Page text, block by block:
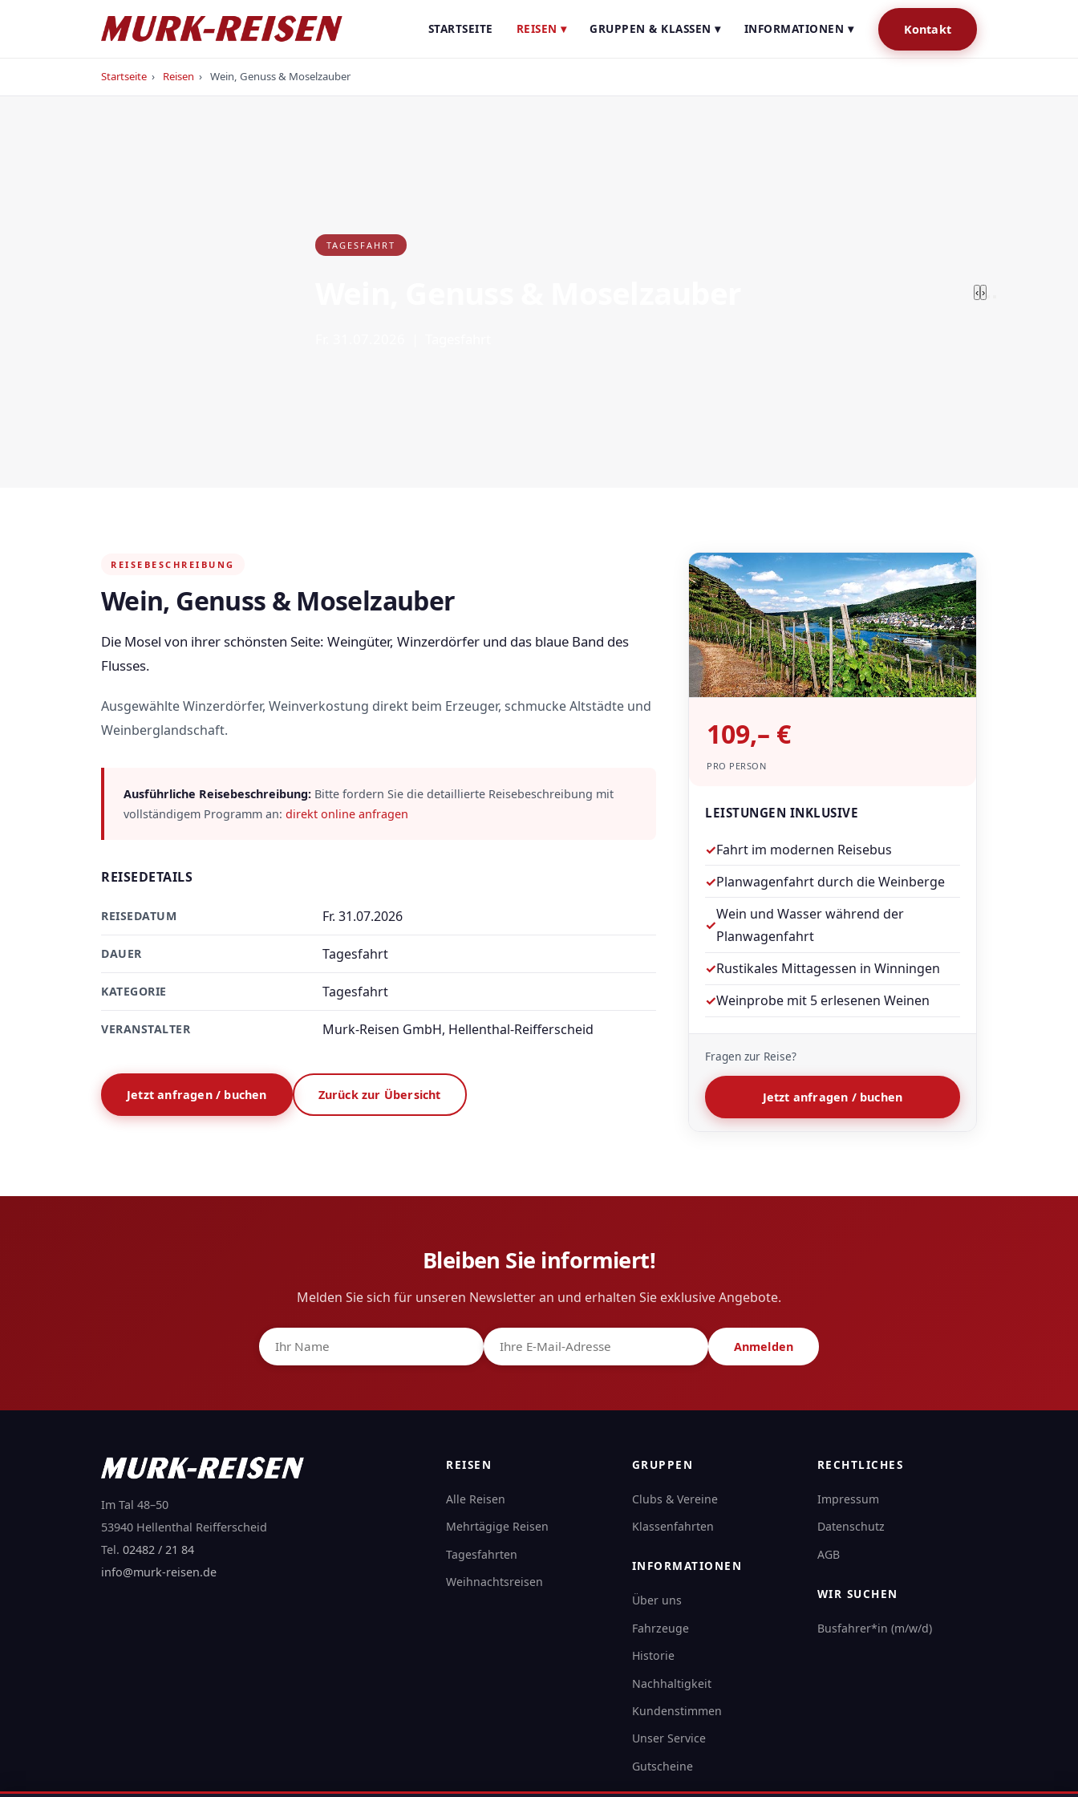
STARTSEITE REISEN ▾ GRUPPEN & KLASSEN ▾ INFORMATIONEN ▾ Kontakt
Startseite › Reisen › Wein, Genuss & Moselzauber
TAGESFAHRT
‹ ›
REISEBESCHREIBUNG
Wein, Genuss & Moselzauber
Die Mosel von ihrer schönsten Seite: Weingüter, Winzerdörfer und das blaue Band des
Flusses.
Ausgewählte Winzerdörfer, Weinverkostung direkt beim Erzeuger, schmucke Altstädte und
Weinberglandschaft.
Ausführliche Reisebeschreibung: Bitte fordern Sie die detaillierte Reisebeschreibung mit
vollständigem Programm an: direkt online anfragen
REISEDETAILS
REISEDATUM Fr. 31.07.2026
DAUER Tagesfahrt
KATEGORIE Tagesfahrt
VERANSTALTER Murk-Reisen GmbH, Hellenthal-Reifferscheid
Jetzt anfragen / buchen Zurück zur Übersicht
109,– €
PRO PERSON
LEISTUNGEN INKLUSIVE
✓Fahrt im modernen Reisebus
✓Planwagenfahrt durch die Weinberge
✓
Wein und Wasser während der
Planwagenfahrt
✓Rustikales Mittagessen in Winningen
✓Weinprobe mit 5 erlesenen Weinen
Fragen zur Reise?
Jetzt anfragen / buchen
Bleiben Sie informiert!
Melden Sie sich für unseren Newsletter an und erhalten Sie exklusive Angebote.
Anmelden
Im Tal 48–50
53940 Hellenthal Reifferscheid
Tel. 02482 / 21 84
info@murk-reisen.de
REISEN
Alle Reisen
Mehrtägige Reisen
Tagesfahrten
Weihnachtsreisen
GRUPPEN
Clubs & Vereine
Klassenfahrten
INFORMATIONEN
Über uns
Fahrzeuge
Historie
Nachhaltigkeit
Kundenstimmen
Unser Service
Gutscheine
RECHTLICHES
Impressum
Datenschutz
AGB
WIR SUCHEN
Busfahrer*in (m/w/d)